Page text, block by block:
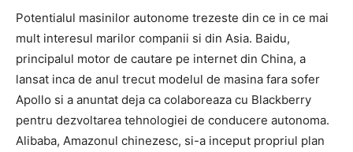
Potentialul masinilor autonome trezeste din ce in ce mai
mult interesul marilor companii si din Asia. Baidu,
principalul motor de cautare pe internet din China, a
lansat inca de anul trecut modelul de masina fara sofer
Apollo si a anuntat deja ca colaboreaza cu Blackberry
pentru dezvoltarea tehnologiei de conducere autonoma.
Alibaba, Amazonul chinezesc, si-a inceput propriul plan